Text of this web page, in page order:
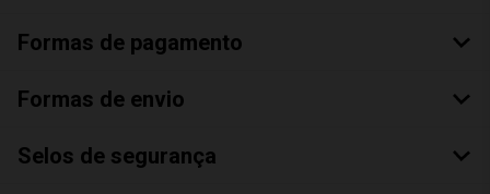
Formas de pagamento
Formas de envio
Selos de segurança